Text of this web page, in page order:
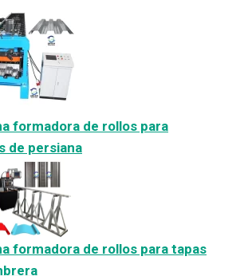
formadora de rollos para
de persiana
formadora de rollos para tapas